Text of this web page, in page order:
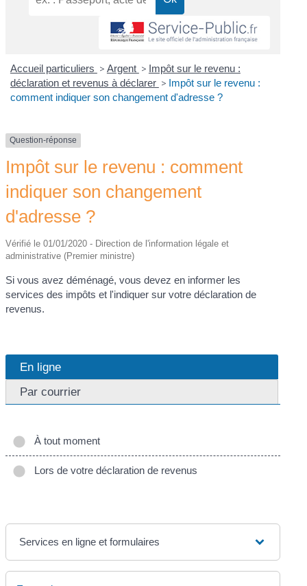
Accueil particuliers > Argent > Impôt sur le revenu :
déclaration et revenus à déclarer > Impôt sur le revenu :
comment indiquer son changement d'adresse ?
Question-réponse
Impôt sur le revenu : comment
indiquer son changement
d'adresse ?
Vérifié le 01/01/2020 - Direction de l'information légale et
administrative (Premier ministre)
Si vous avez déménagé, vous devez en informer les
services des impôts et l'indiquer sur votre déclaration de
revenus.
En ligne
Par courrier
À tout moment
Lors de votre déclaration de revenus
Services en ligne et formulaires